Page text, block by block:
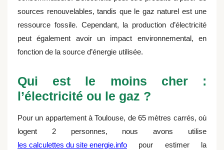
sources renouvelables, tandis que le gaz naturel est une
ressource fossile. Cependant, la production d’électricité
peut également avoir un impact environnemental, en
fonction de la source d’énergie utilisée.
Qui est le moins cher :
l’électricité ou le gaz ?
Pour un appartement à Toulouse, de 65 mètres carrés, où
logent 2 personnes, nous avons utilise
les calculettes du site energie.info pour estimer la